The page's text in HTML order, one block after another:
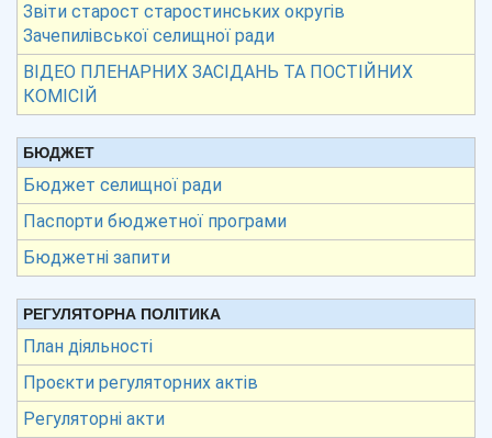
Звіти старост старостинських округів
Зачепилівської селищної ради
ВІДЕО ПЛЕНАРНИХ ЗАСІДАНЬ ТА ПОСТІЙНИХ
КОМІСІЙ
БЮДЖЕТ
Бюджет селищної ради
Паспорти бюджетної програми
Бюджетні запити
РЕГУЛЯТОРНА ПОЛІТИКА
План діяльності
Проєкти регуляторних актів
Регуляторні акти